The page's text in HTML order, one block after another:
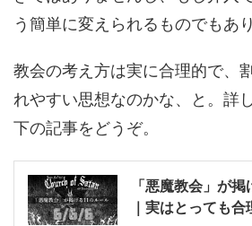
う簡単に変えられるものでもあ
教会の考え方は実に合理的で、
れやすい思想なのかな、と。詳
下の記事をどうぞ。
「悪魔教会」が
｜実はとっても合